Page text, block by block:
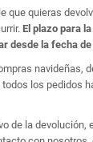
que quieras
El plazo para
desde la fecha
navideñas,
los pedidos
de la devolución,